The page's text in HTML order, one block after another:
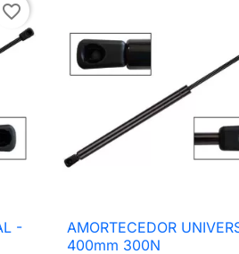
favorite_border
-
 Vista rápida
AMORTECEDOR
400mm 300N